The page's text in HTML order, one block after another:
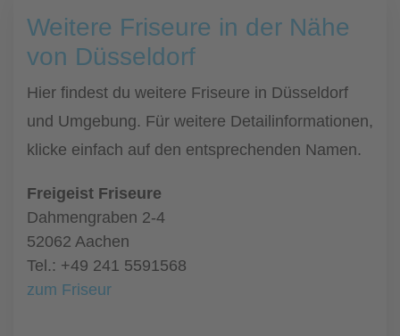
Weitere Friseure in der Nähe
von Düsseldorf
Hier findest du weitere Friseure in Düsseldorf
und Umgebung. Für weitere Detailinformationen,
klicke einfach auf den entsprechenden Namen.
Freigeist Friseure
Dahmengraben 2-4
52062 Aachen
Tel.: +49 241 5591568
zum Friseur